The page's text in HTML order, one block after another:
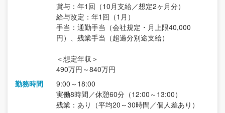
賞与：年1回（10月支給／想定2ヶ月分）
給与改定：年1回（1月）
手当：通勤手当（会社規定・月上限40,000
円）、残業手当（超過分別途支給）
＜想定年収＞
490万円～840万円
勤務時間
9:00～18:00
実働8時間／休憩60分（12:00～13:00）
残業：あり（平均20～30時間／個人差あり）